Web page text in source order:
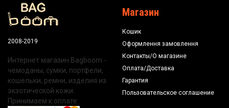
2008-2019
Интернет магазин Bagboom -
чемоданы, сумки, портфели,
кошельки, ремни, изделия из
экзотической кожи.
Принимаем к оплате:
Магазин
Кошик
Оформлення замовлення
Контакты/О магазине
Оплата/Доставка
Гарантия
Пользовательское соглашение